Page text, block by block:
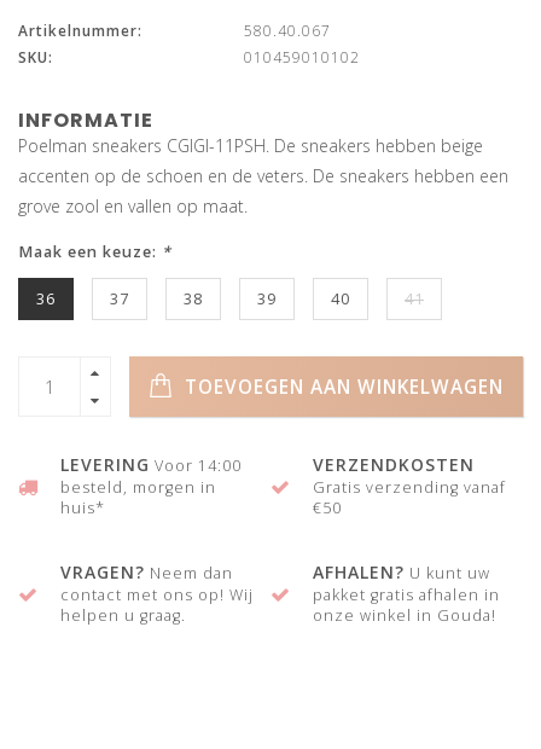
Artikelnummer:
580.40.067
SKU:
010459010102
INFORMATIE
Poelman sneakers CGIGI-11PSH. De sneakers hebben beige
accenten op de schoen en de veters. De sneakers hebben een
grove zool en vallen op maat.
Maak een keuze: *
36 37 38 39 40 41
TOEVOEGEN AAN WINKELWAGEN
LEVERING Voor 14:00
besteld, morgen in
huis*
VERZENDKOSTEN
Gratis verzending vanaf
€50
VRAGEN? Neem dan
contact met ons op! Wij
helpen u graag.
AFHALEN? U kunt uw
pakket gratis afhalen in
onze winkel in Gouda!